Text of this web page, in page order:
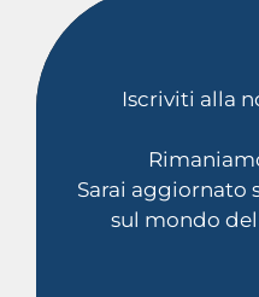
Iscriviti alla
Sarai aggiornato
sul mondo